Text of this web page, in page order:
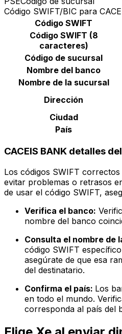
Código SWIFT/BIC para
Código SWIFT
Código SWIFT (8
caracteres)
Código de sucursal
Nombre del banco
Nombre de la sucursal
Dirección
Ciudad
País
CACEIS BANK detalles
Los códigos SWIFT
evitar problemas o retrasos
de usar el código SWIFT,
Verifica el banco:
nombre del banco
Consulta el nombre de
código SWIFT
asegúrate de que esa
del destinatario.
Confirma el país: Los
en todo el mundo.
corresponda al país del